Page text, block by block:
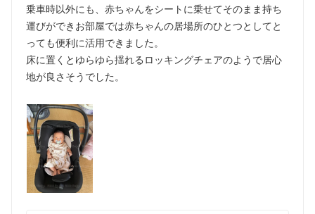
乗車時以外にも、赤ちゃんをシートに乗せてそのまま持ち
運びができお部屋では赤ちゃんの居場所のひとつとしてと
っても便利に活用できました。
床に置くとゆらゆら揺れるロッキングチェアのようで居心
地が良さそうでした。